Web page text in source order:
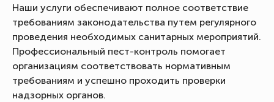
Наши услуги обеспечивают полное соответствие
требованиям законодательства путем регулярного
проведения необходимых санитарных мероприятий.
Профессиональный пест-контроль помогает
организациям соответствовать нормативным
требованиям и успешно проходить проверки
надзорных органов.